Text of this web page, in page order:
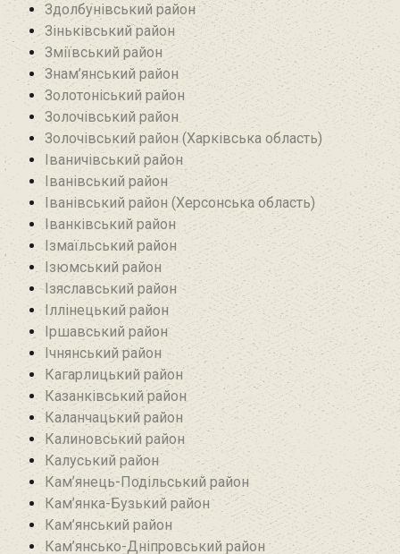
Здолбунівський район‎
Зіньківський район‎
Зміївський район
Знам’янський район
Золотоніський район
Золочівський район
Золочівський район (Харківська область)
Іваничівський район‎
Іванівський район
Іванівський район (Херсонська область)
Іванківський район
Ізмаїльський район
Ізюмський район
Ізяславський район
Іллінецький район
Іршавський район
Ічнянський район
Кагарлицький район
Казанківський район‎
Каланчацький район
Калиновський район
Калуський район
Кам’янець-Подільський район
Кам’янка-Бузький район
Кам’янський район
Кам’янсько-Дніпровський район‎